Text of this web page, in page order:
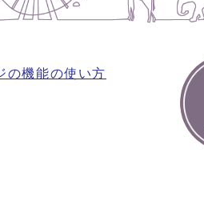
の機能の使い方